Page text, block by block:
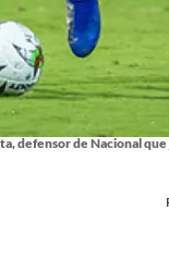
defensor de Nacional